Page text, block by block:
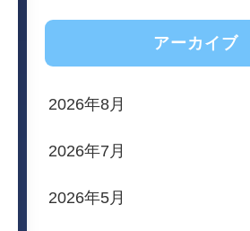
アーカイブ
2026年8月
2026年7月
2026年5月